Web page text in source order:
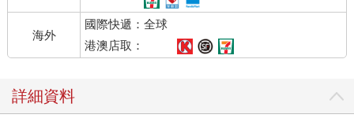
海外
國際快遞：全球
港澳店取：
詳細資料